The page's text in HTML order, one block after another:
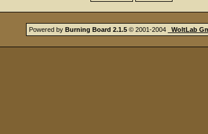
Powered by Burning Board 2.1.5 © 2001-2004 WoltLab